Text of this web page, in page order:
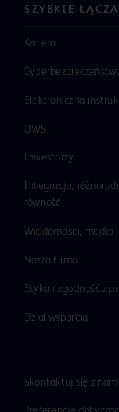
SZYBKIE ŁĄCZA
Kariera
Elektroniczna
OWS
Inwestorzy
Integracja,
równość
Wiadomości, media
Nasza firma
Etyka i zgodność z
Dział wsparcia
Skontaktuj się z nami